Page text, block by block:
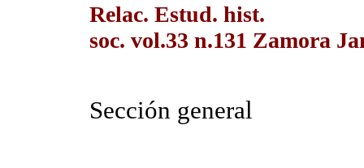
Relac. Estud. hist.
soc. vol.33 n.131 Zamora
Sección general